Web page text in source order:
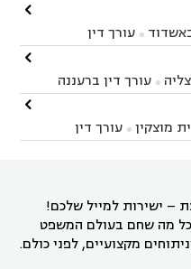

עורך דין
עורך דין בגן יבנה
דין בקרית מלאכי

 עורך דין ברעננה
סבא
עורך דין בהוד
 עורך דין בקדימה

מוצקין 
עורך דין
אתא
עורך דין

– ישירות למייל שלכם!
כל מה שחם בעולם המשפט
מקצועיים, לפני כולם.